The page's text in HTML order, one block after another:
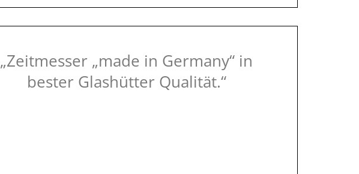
„Zeitmesser „made in Germany“ in
bester Glashütter Qualität.“